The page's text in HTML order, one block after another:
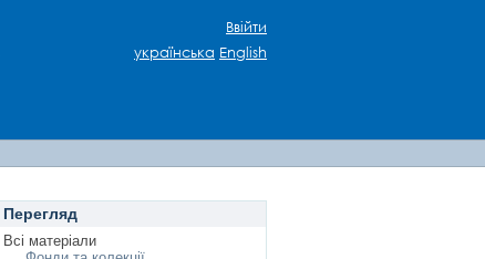
Ввійти
українська English
Перегляд
Всі матеріали